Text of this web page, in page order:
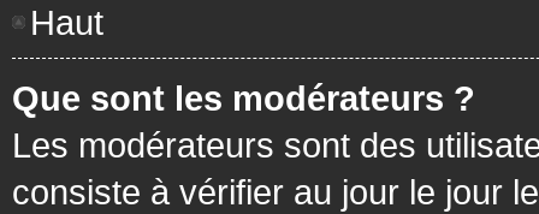
Haut
Que sont les modérateurs ?
Les modérateurs sont des
consiste à vérifier au jour le jour